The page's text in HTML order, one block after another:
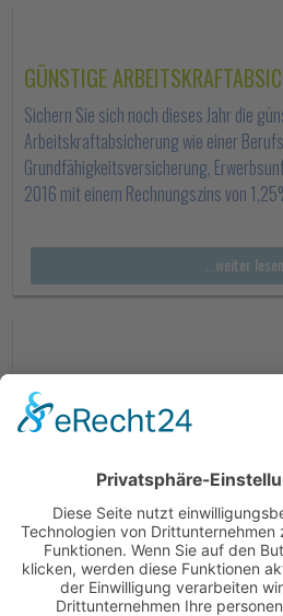
GÜNSTIGE
Sichern Sie sich noch dieses Jahr die
Arbeitskraftabsicherung wie einer
Grundfähigkeitsversicherung,
2016 mit einem Rechnungszins von
...weiter lesen
DA DIREKT IN ROSTOCK
Sie sind bei der DA-Direkt versichert und
bestehenden Versicherungsverträge
...weiter lesen